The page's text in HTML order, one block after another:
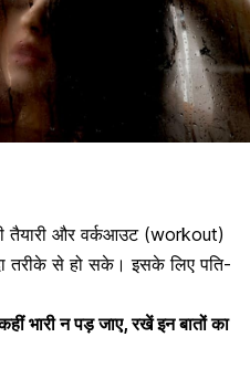
तैयारी और वर्कआउट (workout)
तरीके से हो सके। इसके लिए पति-
भारी न पड़ जाए, रखें इन बातों का